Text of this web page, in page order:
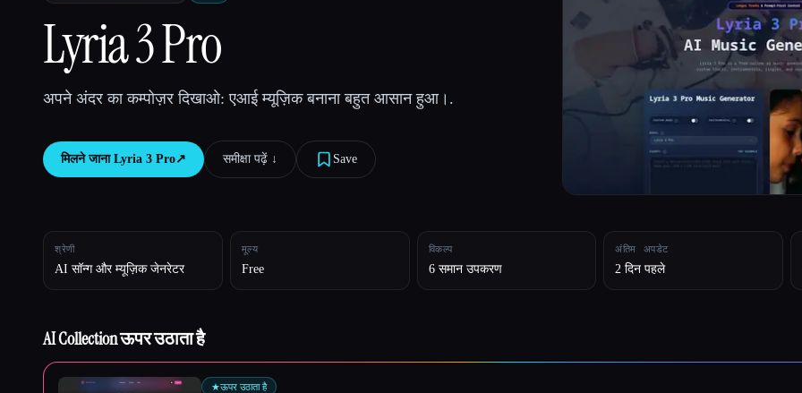
Lyria 3 Pro
अपने अंदर का कम्पोज़र दिखाओ: एआई म्यूज़िक बनाना बहुत आसान हुआ।.
मिलने जाना Lyria 3 Pro↗︎ समीक्षा पढ़ें ↓︎ Save
श्रेणी
AI सॉन्ग और म्यूज़िक जेनरेटर
मूल्य
Free
विकल्प
6 समान उपकरण
अंतिम अपडेट
2 दिन पहले
AI Collection ऊपर उठाता है
★ऊपर उठाता है